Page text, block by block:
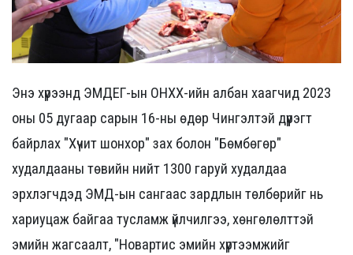
Энэ хүрээнд ЭМДЕГ-ын ОНХХ-ийн албан хаагчид 2023
оны 05 дугаар сарын 16-ны өдөр Чингэлтэй дүүрэгт
байрлах "Хүчит шонхор" зах болон "Бөмбөгөр"
худалдааны төвийн нийт 1300 гаруй худалдаа
эрхлэгчдэд ЭМД-ын сангаас зардлын төлбөрийг нь
хариуцаж байгаа тусламж үйлчилгээ, хөнгөлөлттэй
эмийн жагсаалт, "Новартис эмийн хүртээмжийг